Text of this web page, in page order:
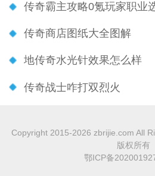
传奇霸主攻略0氪玩家职业
传奇商店图纸大全图解
地传奇水光针效果怎么样
传奇战士咋打双烈火
Copyright 2015-2026 zbrijie.com All
版权所有
鄂ICP备